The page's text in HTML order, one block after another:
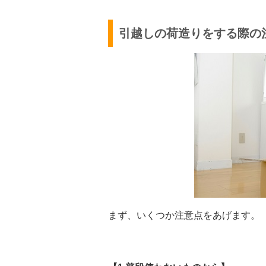
引越しの荷造りをする際の
まず、いくつか注意点をあげます。